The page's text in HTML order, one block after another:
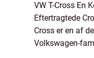
VW T-Cross En
Eftertragtede
Cross er en af
Volkswagen-